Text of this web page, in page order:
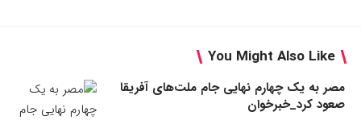
You Might Also Like
مصر به یک چهارم نهایی جام ملت‌های آفریقا
صعود کرد_خبرخوان